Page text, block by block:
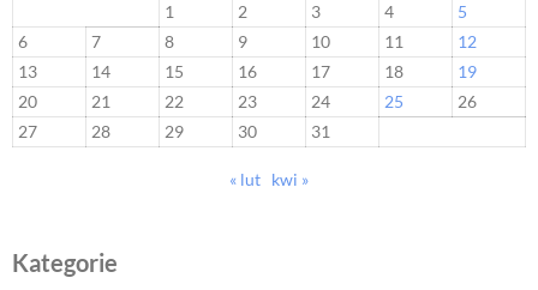
1
2 3 4
5
6
7 8 9 10 11
12
13
14 15 16 17 18
19
20
21 22 23 24 25
26
27
28 29 30 31
« lut kwi »
Kategorie